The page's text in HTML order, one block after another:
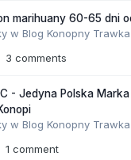
marihuany 60-65 dni
w Blog Konopny Trawka
3 comments
- Jedyna Polska Marka
w Blog Konopny Trawka
1 comment